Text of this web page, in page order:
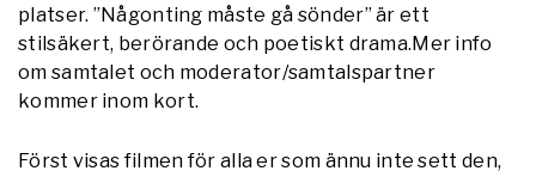
platser. ”Någonting måste gå sönder” är ett
stilsäkert, berörande och poetiskt drama.Mer info
om samtalet och moderator/samtalspartner
kommer inom kort.
Först visas filmen för alla er som ännu inte sett den,